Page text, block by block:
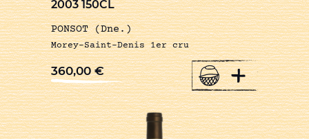
2003 150CL
PONSOT (Dne.)
Morey-Saint-Denis 1er cru
360,00€ +